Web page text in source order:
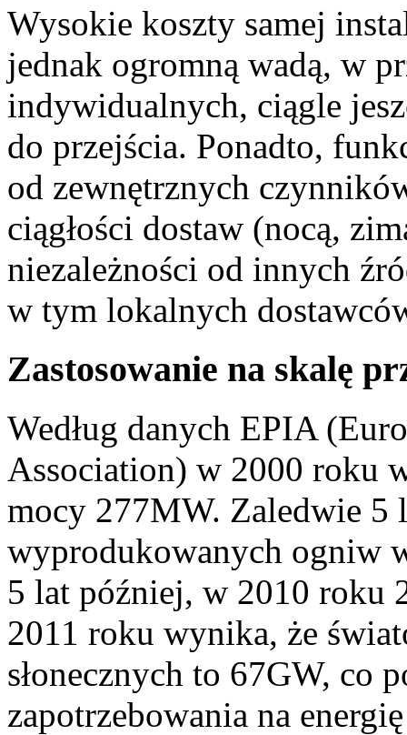
Wysokie koszty samej
jednak ogromną wadą, w
indywidualnych, ciągle
do przejścia. Ponadto,
od zewnętrznych
ciągłości dostaw (nocą,
niezależności od innych
w tym lokalnych
Zastosowanie na skalę
Według danych EPIA
Association) w 2000 roku
mocy 277MW. Zaledwie 5
wyprodukowanych ogniw
5 lat później, w 2010 roku
2011 roku wynika, że
słonecznych to 67GW, co
zapotrzebowania na